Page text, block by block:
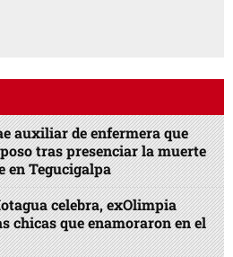
auxiliar de enfermera que
tras presenciar la muerte
en Tegucigalpa
celebra, exOlimpia
chicas que enamoraron en el